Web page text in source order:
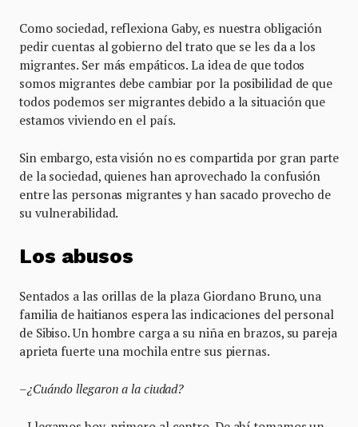
Como sociedad, reflexiona Gaby, es nuestra obligación
pedir cuentas al gobierno del trato que se les da a los
migrantes. Ser más empáticos. La idea de que todos
somos migrantes debe cambiar por la posibilidad de que
todos podemos ser migrantes debido a la situación que
estamos viviendo en el país.
Sin embargo, esta visión no es compartida por gran parte
de la sociedad, quienes han aprovechado la confusión
entre las personas migrantes y han sacado provecho de
su vulnerabilidad.
Los abusos
Sentados a las orillas de la plaza Giordano Bruno, una
familia de haitianos espera las indicaciones del personal
de Sibiso. Un hombre carga a su niña en brazos, su pareja
aprieta fuerte una mochila entre sus piernas.
–¿Cuándo llegaron a la ciudad?